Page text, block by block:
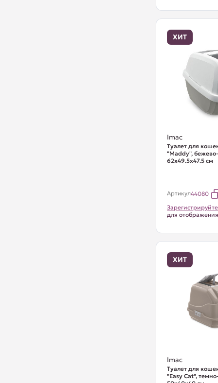
ХИТ
Imac
Туалет для
"Maddy",
62х49.5х47.5 см
Артикул44080
для
ХИТ
Imac
Туалет для
"Easy Cat",